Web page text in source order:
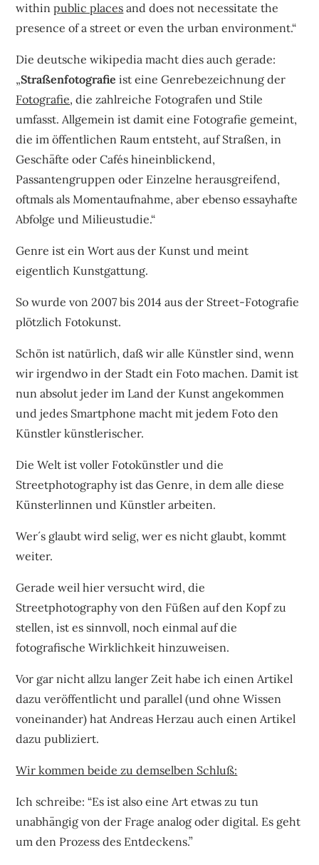
withinpublic places and does not necessitate the
presence of a street or even the urban environment.“
Die deutsche wikipedia macht dies auch gerade:
„Straßenfotografie ist eine Genrebezeichnung der
Fotografie, die zahlreiche Fotografen und Stile
umfasst. Allgemein ist damit eine Fotografie gemeint,
die im öffentlichen Raum entsteht, auf Straßen, in
Geschäfte oder Cafés hineinblickend,
Passantengruppen oder Einzelne herausgreifend,
oftmals als Momentaufnahme, aber ebenso essayhafte
Abfolge und Milieustudie.“
Genre ist ein Wort aus der Kunst und meint
eigentlich Kunstgattung.
So wurde von 2007 bis 2014 aus der Street-Fotografie
plötzlich Fotokunst.
Schön ist natürlich, daß wir alle Künstler sind, wenn
wir irgendwo in der Stadt ein Foto machen. Damit ist
nun absolut jeder im Land der Kunst angekommen
und jedes Smartphone macht mit jedem Foto den
Künstler künstlerischer.
Die Welt ist voller Fotokünstler und die
Streetphotography ist das Genre, in dem alle diese
Künsterlinnen und Künstler arbeiten.
Wer´s glaubt wird selig, wer es nicht glaubt, kommt
weiter.
Gerade weil hier versucht wird, die
Streetphotography von den Füßen auf den Kopf zu
stellen, ist es sinnvoll, noch einmal auf die
fotografische Wirklichkeit hinzuweisen.
Vor gar nicht allzu langer Zeit habe ich einen Artikel
dazu veröffentlicht und parallel (und ohne Wissen
voneinander) hat Andreas Herzau auch einen Artikel
dazu publiziert.
Wir kommen beide zu demselben Schluß:
Ich schreibe: “Es ist also eine Art etwas zu tun
unabhängig von der Frage analog oder digital. Es geht
um den Prozess des Entdeckens.”